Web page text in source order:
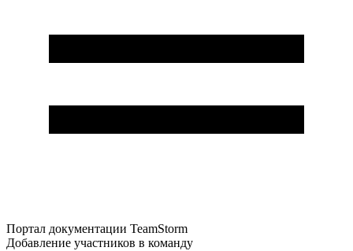
Портал документации TeamStorm
Добавление участников в команду